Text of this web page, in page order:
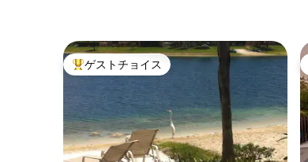
大好評のゲストチョイスです。
ゲストチョイス